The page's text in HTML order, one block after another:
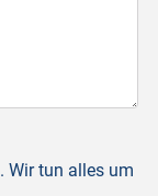
. Wir tun alles um